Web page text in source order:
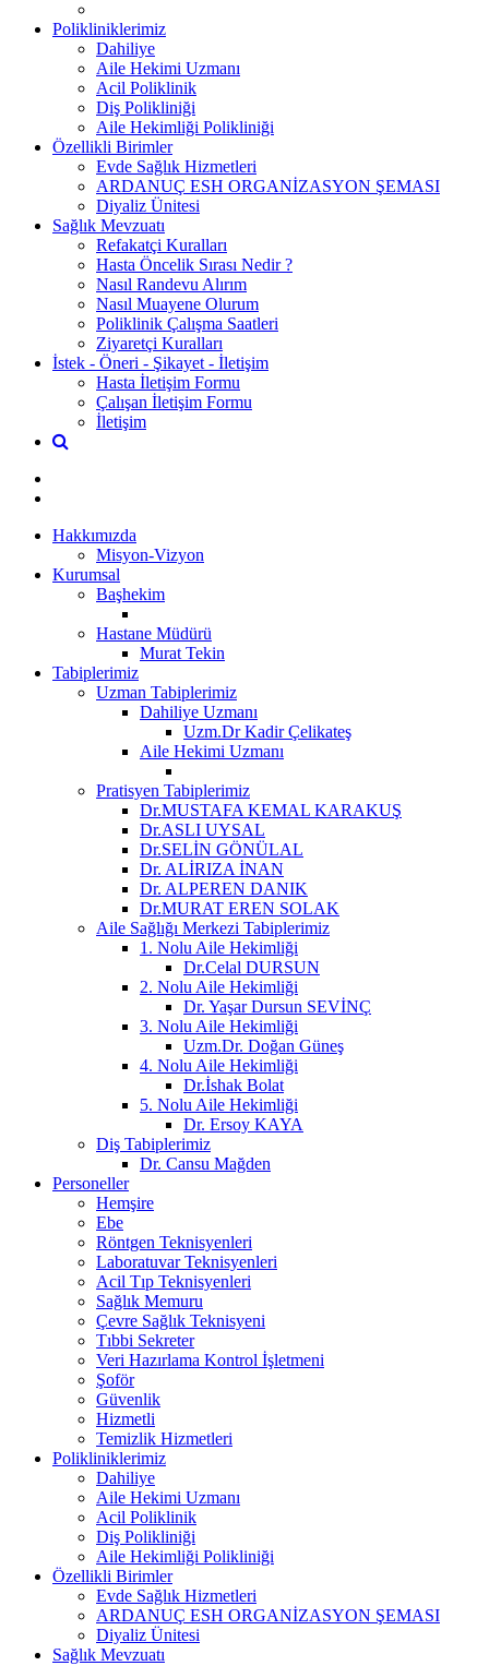
Polikliniklerimiz
Dahiliye
Aile Hekimi Uzmanı
Acil Poliklinik
Diş Polikliniği
Aile Hekimliği Polikliniği
Özellikli Birimler
Evde Sağlık Hizmetleri
ARDANUÇ ESH ORGANİZASYON ŞEMASI
Diyaliz Ünitesi
Sağlık Mevzuatı
Refakatçi Kuralları
Hasta Öncelik Sırası Nedir ?
Nasıl Randevu Alırım
Nasıl Muayene Olurum
Poliklinik Çalışma Saatleri
Ziyaretçi Kuralları
İstek - Öneri - Şikayet - İletişim
Hasta İletişim Formu
Çalışan İletişim Formu
İletişim
Hakkımızda
Misyon-Vizyon
Kurumsal
Başhekim
Hastane Müdürü
Murat Tekin
Tabiplerimiz
Uzman Tabiplerimiz
Dahiliye Uzmanı
Uzm.Dr Kadir Çelikateş
Aile Hekimi Uzmanı
Pratisyen Tabiplerimiz
Dr.MUSTAFA KEMAL KARAKUŞ
Dr.ASLI UYSAL
Dr.SELİN GÖNÜLAL
Dr. ALİRIZA İNAN
Dr. ALPEREN DANIK
Dr.MURAT EREN SOLAK
Aile Sağlığı Merkezi Tabiplerimiz
1. Nolu Aile Hekimliği
Dr.Celal DURSUN
2. Nolu Aile Hekimliği
Dr. Yaşar Dursun SEVİNÇ
3. Nolu Aile Hekimliği
Uzm.Dr. Doğan Güneş
4. Nolu Aile Hekimliği
Dr.İshak Bolat
5. Nolu Aile Hekimliği
Dr. Ersoy KAYA
Diş Tabiplerimiz
Dr. Cansu Mağden
Personeller
Hemşire
Ebe
Röntgen Teknisyenleri
Laboratuvar Teknisyenleri
Acil Tıp Teknisyenleri
Sağlık Memuru
Çevre Sağlık Teknisyeni
Tıbbi Sekreter
Veri Hazırlama Kontrol İşletmeni
Şoför
Güvenlik
Hizmetli
Temizlik Hizmetleri
Polikliniklerimiz
Dahiliye
Aile Hekimi Uzmanı
Acil Poliklinik
Diş Polikliniği
Aile Hekimliği Polikliniği
Özellikli Birimler
Evde Sağlık Hizmetleri
ARDANUÇ ESH ORGANİZASYON ŞEMASI
Diyaliz Ünitesi
Sağlık Mevzuatı